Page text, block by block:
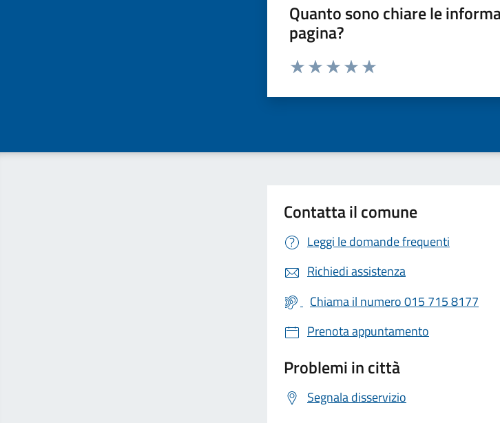
Quanto sono chiare le
pagina?
Valuta da 1 a 5 stelle la pagina
Contatta il comune
Leggi le domande frequenti
Richiedi assistenza
Chiama il numero 015 715 8177
Prenota appuntamento
Problemi in città
Segnala disservizio